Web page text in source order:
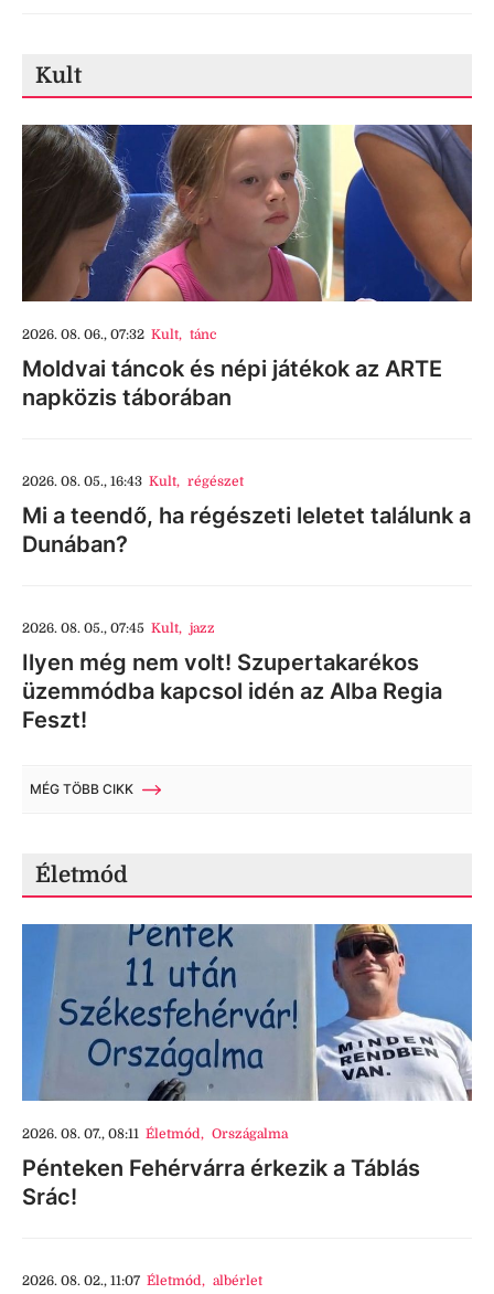
Kult
2026. 08. 06., 07:32 Kult, tánc
Moldvai táncok és népi játékok az ARTE
napközis táborában
2026. 08. 05., 16:43 Kult, régészet
Mi a teendő, ha régészeti leletet találunk a
Dunában?
2026. 08. 05., 07:45 Kult, jazz
Ilyen még nem volt! Szupertakarékos
üzemmódba kapcsol idén az Alba Regia
Feszt!
MÉG TÖBB CIKK
Életmód
2026. 08. 07., 08:11 Életmód, Országalma
Pénteken Fehérvárra érkezik a Táblás
Srác!
2026. 08. 02., 11:07 Életmód, albérlet